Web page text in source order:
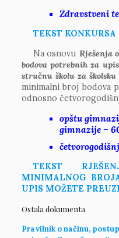
Zdravstveni
TEKST
Na osnovu Rješenja
bodova potrebnih za
stručnu školu za školsku
minimalni broj bodova
odnosno
opštu
gimnazije –
TEKST
MINIMALNOG
UPIS MOŽETE
Ostala dokumenta
Pravilnik o načinu,